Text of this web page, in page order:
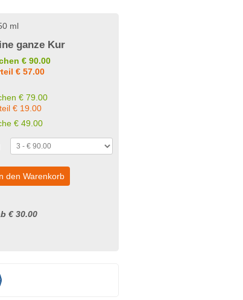
ml
ganze Kur
€ 90.00
€ 57.00
€ 79.00
€ 19.00
€ 49.00
den Warenkorb
€ 30.00